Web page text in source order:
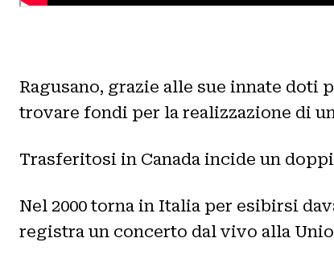
Ragusano, grazie alle sue innate doti
trovare fondi per la realizzazione di
Trasferitosi in Canada incide un
Nel 2000 torna in Italia per esibirsi
registra un concerto dal vivo alla